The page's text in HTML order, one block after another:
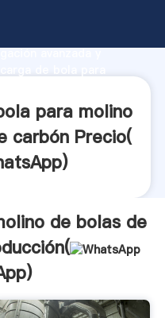
avanzada y
los clientes.
para molino
carbón Precio(
)
de bolas de
)